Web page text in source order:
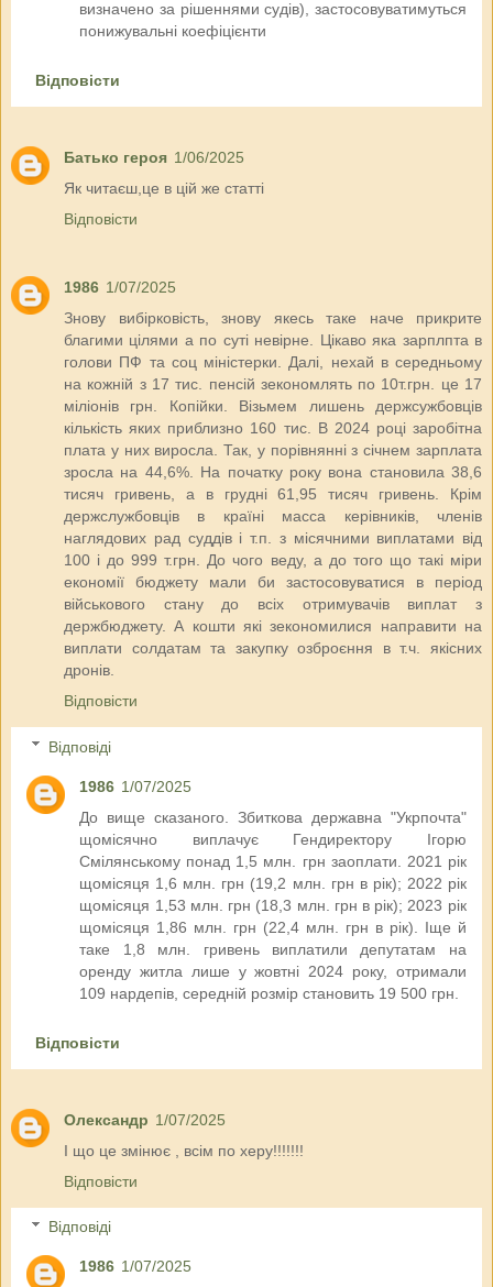
визначено за рішеннями судів), застосовуватимуться
понижувальні коефіцієнти
Відповісти
Батько героя 1/06/2025
Як читаєш,це в цій же статті
Відповісти
1986 1/07/2025
Знову вибірковість, знову якесь таке наче прикрите
благими цілями а по суті невірне. Цікаво яка зарплпта в
голови ПФ та соц міністерки. Далі, нехай в середньому
на кожній з 17 тис. пенсій зекономлять по 10т.грн. це 17
міліонів грн. Копійки. Візьмем лишень держсужбовців
кількість яких приблизно 160 тис. В 2024 році заробітна
плата у них виросла. Так, у порівнянні з січнем зарплата
зросла на 44,6%. На початку року вона становила 38,6
тисяч гривень, а в грудні 61,95 тисяч гривень. Крім
держслужбовців в країні масса керівників, членів
наглядових рад суддів і т.п. з місячними виплатами від
100 і до 999 т.грн. До чого веду, а до того що такі міри
економії бюджету мали би застосовуватися в період
військового стану до всіх отримувачів виплат з
держбюджету. А кошти які зекономилися направити на
виплати солдатам та закупку озброєння в т.ч. якісних
дронів.
Відповісти
Відповіді
1986 1/07/2025
До вище сказаного. Збиткова державна "Укрпочта"
щомісячно виплачує Гендиректору Ігорю
Смілянському понад 1,5 млн. грн заоплати. 2021 рік
щомісяця 1,6 млн. грн (19,2 млн. грн в рік); 2022 рік
щомісяця 1,53 млн. грн (18,3 млн. грн в рік); 2023 рік
щомісяця 1,86 млн. грн (22,4 млн. грн в рік). Іще й
таке 1,8 млн. гривень виплатили депутатам на
оренду житла лише у жовтні 2024 року, отримали
109 нардепів, середній розмір становить 19 500 грн.
Відповісти
Олександр 1/07/2025
І що це змінює , всім по херу!!!!!!!
Відповісти
Відповіді
1986 1/07/2025